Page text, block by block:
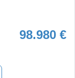
98.980 €